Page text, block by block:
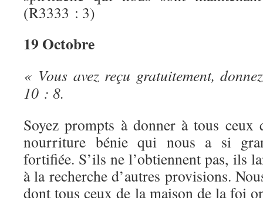
(R3333 : 3)
19 Octobre
« Vous avez reçu gratuitement,
10 : 8.
Soyez prompts à donner à tous
nourriture bénie qui nous a si
fortifiée. S’ils ne l’obtiennent pas, ils
à la recherche d’autres provisions.
dont tous ceux de la maison de la foi